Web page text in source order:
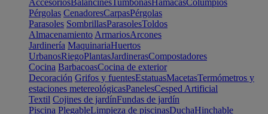
AccesoriosBalancinesTumbonasHamacasColumpios
Pérgolas CenadoresCarpasPérgolas
Parasoles SombrillasParasolesToldos
Almacenamiento ArmariosArcones
Jardinería MaquinariaHuertos
UrbanosRiegoPlantasJardinerasCompostadores
Cocina BarbacoasCocina de exterior
Decoración Grifos y fuentesEstatuasMacetasTermómetros y
estaciones metereológicasPanelesCesped Artificial
Textil Cojines de jardínFundas de jardín
Piscina PlegableLimpieza de piscinasDuchaHinchable